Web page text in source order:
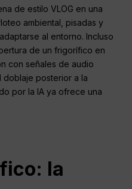
de estilo VLOG en una
ambiental, pisadas y
al entorno. Incluso
de un frigorífico en
con señales de audio
doblaje posterior a la
por la IA ya ofrece una
la